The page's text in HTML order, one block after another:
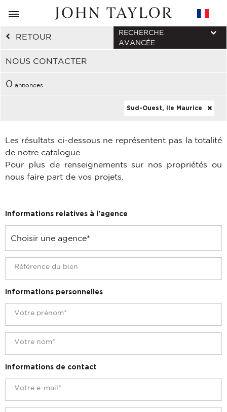
RETOUR
NOUS CONTACTER
RECHERCHE
AVANCÉE
0 annonces
Sud-Ouest, Ile Maurice
Les résultats ci-dessous ne représentent pas la totalité
de notre catalogue.
Pour plus de renseignements sur nos propriétés ou
nous faire part de vos projets.
Informations relatives à l'agence
Informations personnelles
Informations de contact